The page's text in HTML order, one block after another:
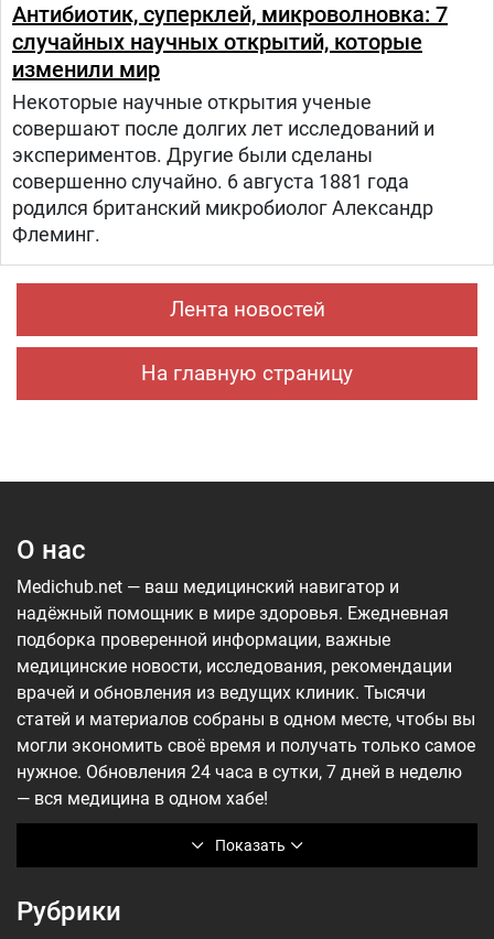
Антибиотик, суперклей, микроволновка: 7
случайных научных открытий, которые
изменили мир
Некоторые научные открытия ученые
совершают после долгих лет исследований и
экспериментов. Другие были сделаны
совершенно случайно. 6 августа 1881 года
родился британский микробиолог Александр
Флеминг.
Лента новостей
На главную страницу
О нас
Показать
Medichub.net — ваш медицинский навигатор и
надёжный помощник в мире здоровья. Ежедневная
подборка проверенной информации, важные
медицинские новости, исследования, рекомендации
врачей и обновления из ведущих клиник. Тысячи
статей и материалов собраны в одном месте, чтобы вы
могли экономить своё время и получать только самое
нужное. Обновления 24 часа в сутки, 7 дней в неделю
— вся медицина в одном хабе!
Рубрики